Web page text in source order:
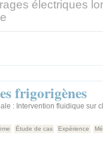
électriques
frigorigènes
: Intervention fluidique sur
Étude de cas Expérience